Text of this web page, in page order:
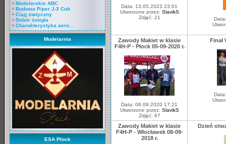
Modelarskie ABC
Budowa Piper J-3 Cub
Ciąg statyczny
Dobór śmigła
Charakterystyka aero...
Modelarnia
ESA Płock
Data: 13.05.2023 23:01
Utworzone przez: SlavikS
Zdjęć: 21
Zawody Makiet w klasie
F4H-P - Płock 05-09-2020 r.
Data: 06.09.2020 17:21
Utworzone przez: SlavikS
Zdjęć: 67
Finał
Zawody Makiet w klasie
F4H-P - Włocławek 08-09-
2018 r.
Dzień